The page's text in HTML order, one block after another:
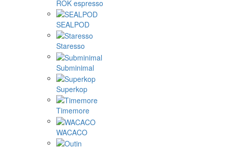
ROK espresso
SEALPOD
Staresso
Subminimal
Superkop
Timemore
WACACO